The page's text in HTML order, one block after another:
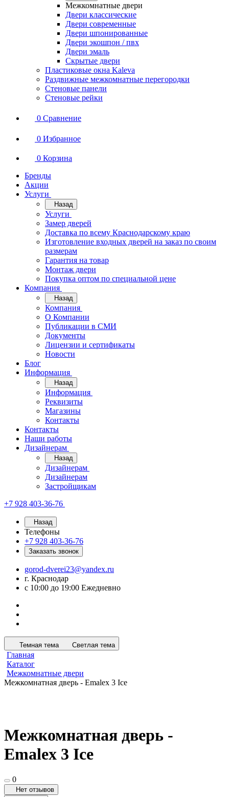
Межкомнатные двери
Двери классические
Двери современные
Двери шпонированные
Двери экошпон / пвх
Двери эмаль
Скрытые двери
Пластиковые окна Kaleva
Раздвижные межкомнатные перегородки
Стеновые панели
Стеновые рейки
0 Сравнение
0 Избранное
0 Корзина
Бренды
Акции
Услуги
Назад
Услуги
Замер дверей
Доставка по всему Краснодарскому краю
Изготовление входных дверей на заказ по своим
размерам
Гарантия на товар
Монтаж двери
Покупка оптом по специальной цене
Компания
Назад
Компания
О Компании
Публикации в СМИ
Документы
Лицензии и сертификаты
Новости
Блог
Информация
Назад
Информация
Реквизиты
Магазины
Контакты
Контакты
Наши работы
Дизайнерам
Назад
Дизайнерам
Дизайнерам
Застройщикам
+7 928 403-36-76
Назад
Телефоны
+7 928 403-36-76
Заказать звонок
gorod-dverei23@yandex.ru
г. Краснодар
с 10:00 до 19:00 Ежедневно
Темная тема Светлая тема
Главная
Каталог
Межкомнатные двери
Межкомнатная дверь - Emalex 3 Ice
Межкомнатная дверь -
Emalex 3 Ice
0
Нет отзывов